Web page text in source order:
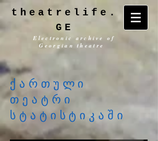
theatrelife.
GE
Electronic archive of
Georgian theatre
ქართული
თეატრი
სტატისტიკაში